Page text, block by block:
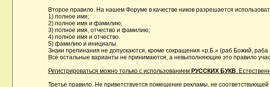
Второе правило. На нашем Форуме в качестве ников разрешается
1) полное имя;
2) полное имя и фамилию;
3) полное имя, отчество и фамилию;
4) полное имя и отчество.
5) фамилию и инициалы.
Знаки препинания не допускаются, кроме сокращения «р.Б.» (раб Божий,
Все остальные варианты не принимаются, а невыполняющие это правило
Регистрироваться можно только с использованием РУССКИХ БУКВ.
Третье правило. Не приветствуется помещение рекламы, не